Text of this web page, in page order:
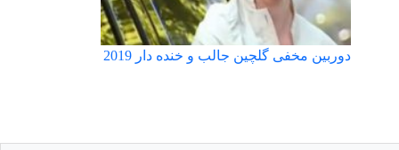
دوربین مخفی گلچین جالب و خنده دار 2019